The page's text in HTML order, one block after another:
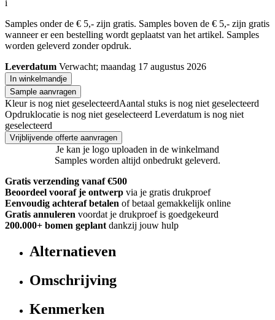
i
Samples onder de € 5,- zijn gratis. Samples boven de € 5,- zijn gratis
wanneer er een bestelling wordt geplaatst van het artikel. Samples
worden geleverd zonder opdruk.
Leverdatum Verwacht; maandag 17 augustus 2026
In winkelmandje
Sample aanvragen
Kleur is nog niet geselecteerdAantal stuks is nog niet geselecteerd
Opdruklocatie is nog niet geselecteerd Leverdatum is nog niet
geselecteerd
Vrijblijvende offerte aanvragen
Je kan je logo uploaden in de winkelmand
Samples worden altijd onbedrukt geleverd.
Gratis verzending vanaf €500
Beoordeel vooraf je ontwerp via je gratis drukproef
Eenvoudig achteraf betalen of betaal gemakkelijk online
Gratis annuleren voordat je drukproef is goedgekeurd
200.000+ bomen geplant dankzij jouw hulp
Alternatieven
Omschrijving
Kenmerken